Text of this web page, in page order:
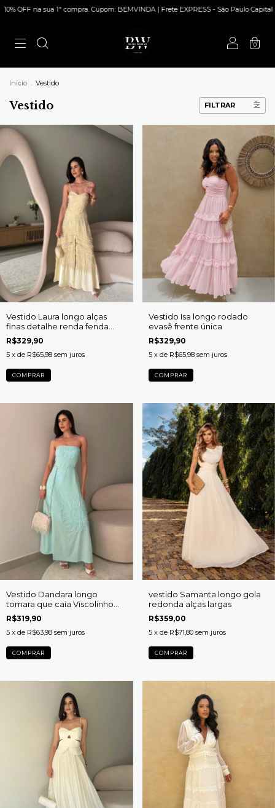
Cupom: BEMVINDA | Frete EXPRESS - São Paulo Capital | Parcele em até 5x sem
0
Início . Vestido
Vestido FILTRAR
Vestido Laura longo alças
finas detalhe renda fenda
frontal
R$329,90
5 x de R$65,98 sem juros
COMPRAR
Vestido Isa longo rodado
evasê frente única
R$329,90
5 x de R$65,98 sem juros
COMPRAR
Vestido Dandara longo
tomara que caia Viscolinho
cinto cordão
R$319,90
5 x de R$63,98 sem juros
COMPRAR
vestido Samanta longo gola
redonda alças largas
R$359,00
5 x de R$71,80 sem juros
COMPRAR